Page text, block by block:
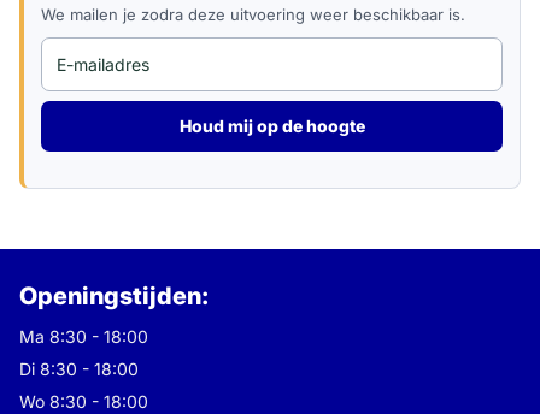
We mailen je zodra deze uitvoering weer beschikbaar is.
Houd mij op de hoogte
Openingstijden:
Ma 8:30 - 18:00
Di 8:30 - 18:00
Wo 8:30 - 18:00